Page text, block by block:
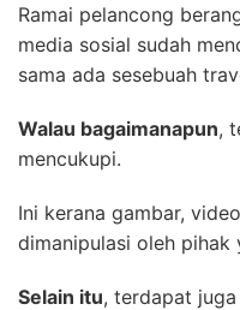
Ramai pelancong
media sosial sudah
sama ada sesebuah
Walau bagaimanapun,
mencukupi.
Ini kerana gambar,
dimanipulasi oleh
Selain itu, terdapat